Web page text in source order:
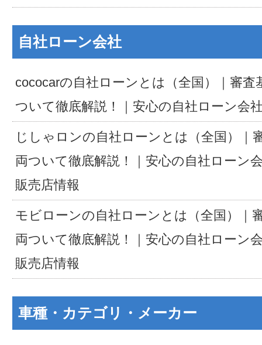
自社ローン会社
cococarの自社ローンとは（全国）｜審査
ついて徹底解説！｜安心の自社ローン会
じしゃロンの自社ローンとは（全国）｜
両ついて徹底解説！｜安心の自社ローン
販売店情報
モビローンの自社ローンとは（全国）｜
両ついて徹底解説！｜安心の自社ローン
販売店情報
車種・カテゴリ・メーカー